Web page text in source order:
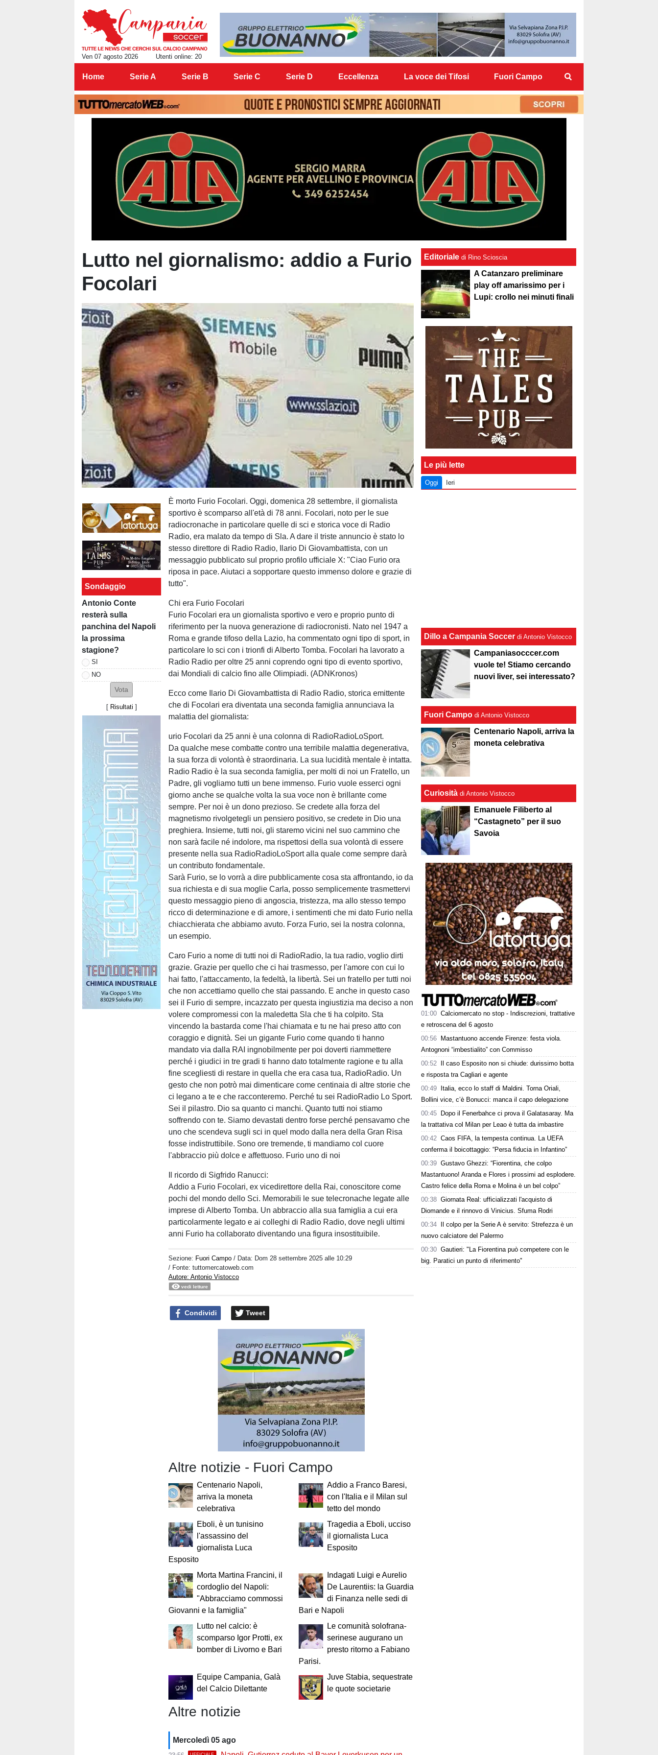
Ven 07 agosto 2026 Utenti online: 20
Home Serie A Serie B Serie C Serie D Eccellenza La voce dei Tifosi Fuori Campo
Lutto nel giornalismo: addio a Furio
Focolari
Sondaggio
Antonio Conte
resterà sulla
panchina del Napoli
la prossima
stagione?
SI
NO
[ Risultati ]
È morto Furio Focolari. Oggi, domenica 28 settembre, il giornalista
sportivo è scomparso all'età di 78 anni. Focolari, noto per le sue
radiocronache in particolare quelle di sci e storica voce di Radio
Radio, era malato da tempo di Sla. A dare il triste annuncio è stato lo
stesso direttore di Radio Radio, Ilario Di Giovambattista, con un
messaggio pubblicato sul proprio profilo ufficiale X: "Ciao Furio ora
riposa in pace. Aiutaci a sopportare questo immenso dolore e grazie di
tutto".
Chi era Furio Focolari
Furio Focolari era un giornalista sportivo e vero e proprio punto di
riferimento per la nuova generazione di radiocronisti. Nato nel 1947 a
Roma e grande tifoso della Lazio, ha commentato ogni tipo di sport, in
particolare lo sci con i trionfi di Alberto Tomba. Focolari ha lavorato a
Radio Radio per oltre 25 anni coprendo ogni tipo di evento sportivo,
dai Mondiali di calcio fino alle Olimpiadi. (ADNKronos)
Ecco come Ilario Di Giovambattista di Radio Radio, storica emittente
che di Focolari era diventata una seconda famiglia annunciava la
malattia del giornalista:
urio Focolari da 25 anni è una colonna di RadioRadioLoSport.
Da qualche mese combatte contro una terribile malattia degenerativa,
la sua forza di volontà è straordinaria. La sua lucidità mentale è intatta.
Radio Radio è la sua seconda famiglia, per molti di noi un Fratello, un
Padre, gli vogliamo tutti un bene immenso. Furio vuole esserci ogni
giorno anche se qualche volta la sua voce non è brillante come
sempre. Per noi è un dono prezioso. Se credete alla forza del
magnetismo rivolgetegli un pensiero positivo, se credete in Dio una
preghiera. Insieme, tutti noi, gli staremo vicini nel suo cammino che
non sarà facile né indolore, ma rispettosi della sua volontà di essere
presente nella sua RadioRadioLoSport alla quale come sempre darà
un contributo fondamentale.
Sarà Furio, se lo vorrà a dire pubblicamente cosa sta affrontando, io da
sua richiesta e di sua moglie Carla, posso semplicemente trasmettervi
questo messaggio pieno di angoscia, tristezza, ma allo stesso tempo
ricco di determinazione e di amore, i sentimenti che mi dato Furio nella
chiacchierata che abbiamo avuto. Forza Furio, sei la nostra colonna,
un esempio.
Caro Furio a nome di tutti noi di RadioRadio, la tua radio, voglio dirti
grazie. Grazie per quello che ci hai trasmesso, per l'amore con cui lo
hai fatto, l'attaccamento, la fedeltà, la libertà. Sei un fratello per tutti noi
che non accettiamo quello che stai passando. E anche in questo caso
sei il Furio di sempre, incazzato per questa ingiustizia ma deciso a non
volere compromessi con la maledetta Sla che ti ha colpito. Sta
vincendo la bastarda come l'hai chiamata e tu ne hai preso atto con
coraggio e dignità. Sei un gigante Furio come quando ti hanno
mandato via dalla RAI ingnobilmente per poi doverti riammettere
perché i giudici in tre gradi ti hanno dato totalmente ragione e tu alla
fine scegliesti di restare in quella che era casa tua, RadioRadio. Un
gesto che non potrò mai dimenticare come centinaia di altre storie che
ci legano a te e che racconteremo. Perché tu sei RadioRadio Lo Sport.
Sei il pilastro. Dio sa quanto ci manchi. Quanto tutti noi stiamo
soffrendo con te. Siamo devastati dentro forse perché pensavamo che
uno che scendeva sugli sci in quel modo dalla nera della Gran Risa
fosse indistruttibile. Sono ore tremende, ti mandiamo col cuore
l'abbraccio più dolce e affettuoso. Furio uno di noi
Il ricordo di Sigfrido Ranucci:
Addio a Furio Focolari, ex vicedirettore della Rai, conoscitore come
pochi del mondo dello Sci. Memorabili le sue telecronache legate alle
imprese di Alberto Tomba. Un abbraccio alla sua famiglia a cui era
particolarmente legato e ai colleghi di Radio Radio, dove negli ultimi
anni Furio ha collaborato diventando una figura insostituibile.
Sezione: Fuori Campo / Data: Dom 28 settembre 2025 alle 10:29
/ Fonte: tuttomercatoweb.com
Autore: Antonio Vistocco
vedi letture
Condividi Tweet
Altre notizie - Fuori Campo
Centenario Napoli,
arriva la moneta
celebrativa
Addio a Franco Baresi,
con l'Italia e il Milan sul
tetto del mondo
Eboli, è un tunisino
l'assassino del
giornalista Luca
Esposito
Tragedia a Eboli, ucciso
il giornalista Luca
Esposito
Morta Martina Francini, il
cordoglio del Napoli:
"Abbracciamo commossi
Giovanni e la famiglia"
Indagati Luigi e Aurelio
De Laurentiis: la Guardia
di Finanza nelle sedi di
Bari e Napoli
Lutto nel calcio: è
scomparso Igor Protti, ex
bomber di Livorno e Bari
Le comunità solofrana-
serinese augurano un
presto ritorno a Fabiano
Parisi.
Equipe Campania, Galà
del Calcio Dilettante
Juve Stabia, sequestrate
le quote societarie
Altre notizie
Mercoledì 05 ago
Editoriale di Rino Scioscia
A Catanzaro preliminare
play off amarissimo per i
Lupi: crollo nei minuti finali
Le più lette
Oggi Ieri
Dillo a Campania Soccer di Antonio Vistocco
Campaniasocccer.com
vuole te! Stiamo cercando
nuovi liver, sei interessato?
Fuori Campo di Antonio Vistocco
Centenario Napoli, arriva la
moneta celebrativa
Curiosità di Antonio Vistocco
Emanuele Filiberto al
“Castagneto” per il suo
Savoia
01:00 Calciomercato no stop - Indiscrezioni, trattative
e retroscena del 6 agosto
00:56
Mastantuono accende Firenze: festa viola.
Antognoni “imbestialito” con Commisso
00:52
Il caso Esposito non si chiude: durissimo botta
e risposta tra Cagliari e agente
00:49
Italia, ecco lo staff di Maldini. Torna Oriali,
Bollini vice, c’è Bonucci: manca il capo delegazione
00:45
Dopo il Fenerbahce ci prova il Galatasaray. Ma
la trattativa col Milan per Leao è tutta da imbastire
00:42 Caos FIFA, la tempesta continua. La UEFA
conferma il boicottaggio: “Persa fiducia in Infantino”
00:39 Gustavo Ghezzi: “Fiorentina, che colpo
Mastantuono! Aranda e Flores i prossimi ad esplodere.
Castro felice della Roma e Molina è un bel colpo”
00:38 Giornata Real: ufficializzati l'acquisto di
Diomande e il rinnovo di Vinicius. Sfuma Rodri
00:34
Il colpo per la Serie A è servito: Strefezza è un
nuovo calciatore del Palermo
00:30 Gautieri: "La Fiorentina può competere con le
big. Paratici un punto di riferimento"